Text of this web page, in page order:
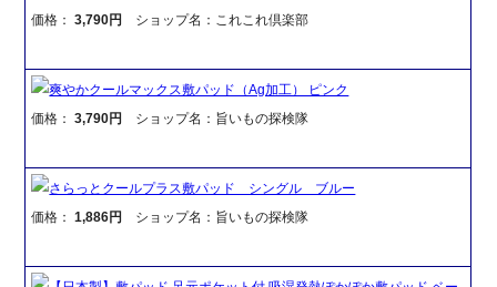
価格：3,790円 ショップ名：これこれ倶楽部
爽やかクールマックス敷パッド（Ag加工） ピンク
価格：3,790円 ショップ名：旨いもの探検隊
さらっとクールプラス敷パッド シングル ブルー
価格：1,886円 ショップ名：旨いもの探検隊